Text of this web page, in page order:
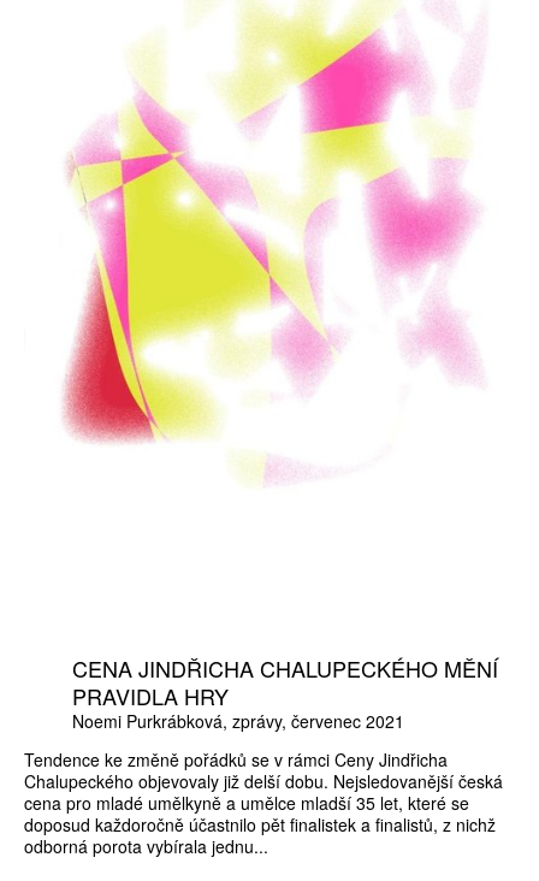
CENA JINDŘICHA CHALUPECKÉHO MĚNÍ
PRAVIDLA HRY
Noemi Purkrábková zprávy červenec 2021
Tendence ke změně pořádků se v rámci Ceny Jindřicha
Chalupeckého objevovaly již delší dobu. Nejsledovanější česká
cena pro mladé umělkyně a umělce mladší 35 let, které se
doposud každoročně účastnilo pět finalistek a finalistů, z nichž
odborná porota vybírala jednu...